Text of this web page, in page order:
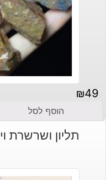
₪49
הוסף לסל
תליון ושרשרת